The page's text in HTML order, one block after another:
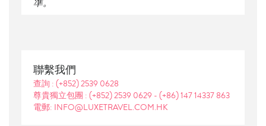
準。
聯繫我們
查詢 : (+852) 2539 0628
尊貴獨立包團 : (+852) 2539 0629 - (+86) 147 14337 863
電郵: INFO@LUXETRAVEL.COM.HK